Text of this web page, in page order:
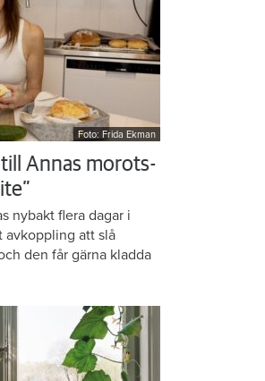
Foto: Frida Ekman
Annas morots-
nybakt flera dagar i
avkoppling att slå
den får gärna kladda